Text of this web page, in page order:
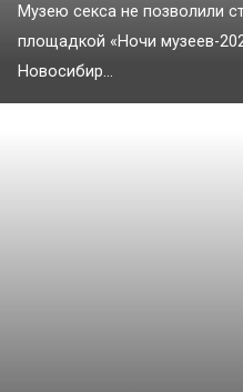
Музею секса не позволили
площадкой «Ночи музеев-
Новосибир...